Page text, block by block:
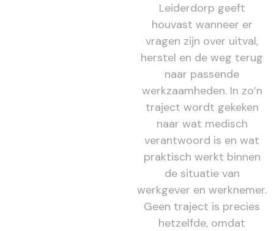
Leiderdorp geeft
houvast wanneer er
vragen zijn over uitval,
herstel en de weg terug
naar passende
werkzaamheden. In zo’n
traject wordt gekeken
naar wat medisch
verantwoord is en wat
praktisch werkt binnen
de situatie van
werkgever en werknemer.
Geen traject is precies
hetzelfde, omdat